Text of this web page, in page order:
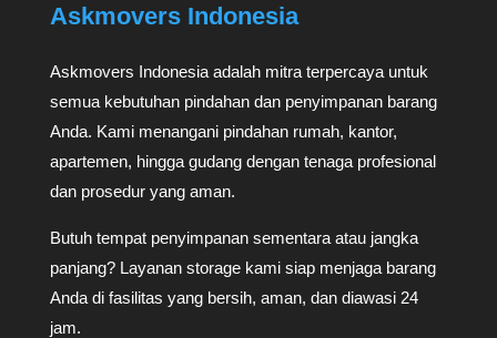
Askmovers Indonesia
Askmovers Indonesia adalah mitra terpercaya untuk
semua kebutuhan pindahan dan penyimpanan barang
Anda. Kami menangani pindahan rumah, kantor,
apartemen, hingga gudang dengan tenaga profesional
dan prosedur yang aman.
Butuh tempat penyimpanan sementara atau jangka
panjang? Layanan storage kami siap menjaga barang
Anda di fasilitas yang bersih, aman, dan diawasi 24
jam.